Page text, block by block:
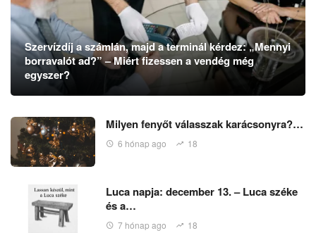
Szervízdíj a számlán, majd a terminál kérdez: „Mennyi
borravalót ad?” – Miért fizessen a vendég még
egyszer?
Milyen fenyőt válasszak karácsonyra?…
6 hónap ago 18
Luca napja: december 13. – Luca széke
és a…
7 hónap ago 18